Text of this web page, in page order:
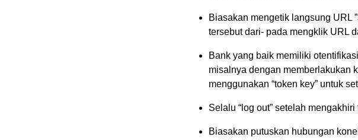
Biasakan mengetik langsung URL
tersebut dari- pada mengklik URL
Bank yang baik memiliki
misalnya dengan memberlakukan
menggunakan “token key” untuk
Selalu “log out” setelah mengakhiri
Biasakan putuskan hubungan